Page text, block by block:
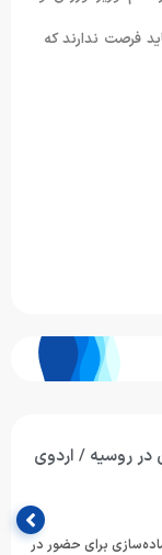
فرصت ندارند که
در روسیه / اردوی
برای حضور در